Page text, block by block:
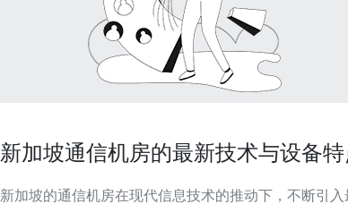
新加坡通信机房的最新技术与设备特
新加坡的通信机房在现代信息技术的推动下，不断引入